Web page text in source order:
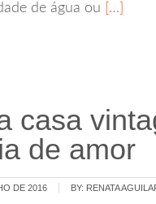
de água ou […]
casa
de amor
DE 2016 BY: RENATA